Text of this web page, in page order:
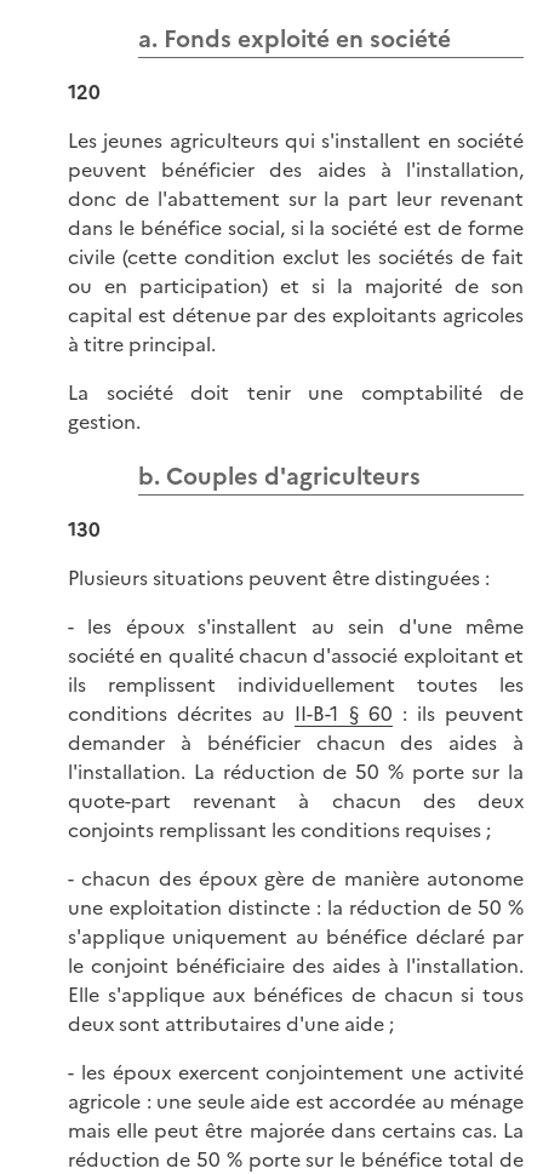
a. Fonds exploité en société
120
Les jeunes agriculteurs qui s'installent en société
peuvent bénéficier des aides à l'installation,
donc de l'abattement sur la part leur revenant
dans le bénéfice social, si la société est de forme
civile (cette condition exclut les sociétés de fait
ou en participation) et si la majorité de son
capital est détenue par des exploitants agricoles
à titre principal.
La société doit tenir une comptabilité de
gestion.
b. Couples d'agriculteurs
130
Plusieurs situations peuvent être distinguées :
- les époux s'installent au sein d'une même
société en qualité chacun d'associé exploitant et
ils remplissent individuellement toutes les
conditions décrites au II-B-1 § 60 : ils peuvent
demander à bénéficier chacun des aides à
l'installation. La réduction de 50 % porte sur la
quote-part revenant à chacun des deux
conjoints remplissant les conditions requises ;
- chacun des époux gère de manière autonome
une exploitation distincte : la réduction de 50 %
s'applique uniquement au bénéfice déclaré par
le conjoint bénéficiaire des aides à l'installation.
Elle s'applique aux bénéfices de chacun si tous
deux sont attributaires d'une aide ;
- les époux exercent conjointement une activité
agricole : une seule aide est accordée au ménage
mais elle peut être majorée dans certains cas. La
réduction de 50 % porte sur le bénéfice total de